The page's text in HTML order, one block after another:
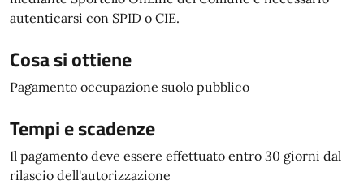
autenticarsi con SPID o CIE.
Cosa si ottiene
Pagamento occupazione suolo pubblico
Tempi e scadenze
Il pagamento deve essere effettuato entro 30 giorni dal
rilascio dell'autorizzazione